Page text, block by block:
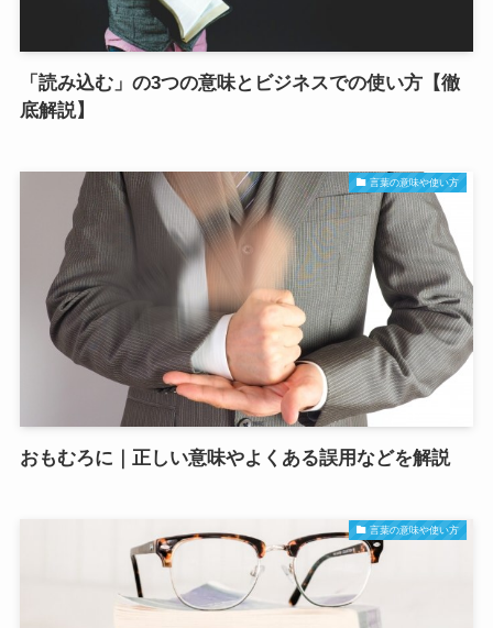
「読み込む」の3つの意味とビジネスでの使い方【徹
底解説】
言葉の意味や使い方
おもむろに｜正しい意味やよくある誤用などを解説
言葉の意味や使い方